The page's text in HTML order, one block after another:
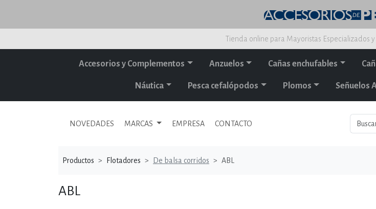
Tienda online para Mayoristas Especializados
Accesorios y Complementos Anzuelos Cañas enchufables
Náutica Pesca cefalópodos Plomos Señuelos
NOVEDADES MARCAS EMPRESA CONTACTO
Productos Flotadores De balsa corridos ABL
ABL